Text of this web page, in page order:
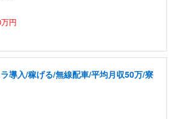
円
導入/稼げる/無線配車/平均月収50万/寮